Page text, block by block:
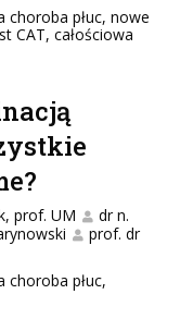
choroba płuc, nowe
CAT, całościowa
prof. UM
dr n.
prof. dr
choroba płuc,